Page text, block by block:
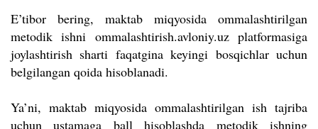
E’tibor bering, maktab miqyosida ommalashtirilgan
metodik ishni ommalashtirish.avloniy.uz platformasiga
joylashtirish sharti faqatgina keyingi bosqichlar uchun
belgilangan qoida hisoblanadi.
Ya’ni, maktab miqyosida ommalashtirilgan ish tajriba
uchun ustamaga ball hisoblashda metodik ishning